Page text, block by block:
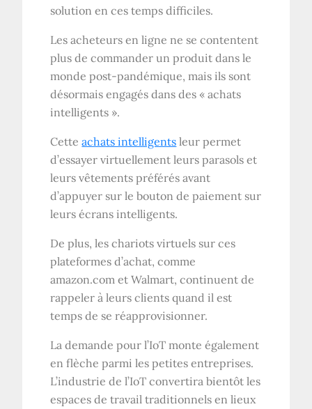
solution en ces temps difficiles.
Les acheteurs en ligne ne se contentent
plus de commander un produit dans le
monde post-pandémique, mais ils sont
désormais engagés dans des « achats
intelligents ».
Cetteachats intelligents leur permet
d’essayer virtuellement leurs parasols et
leurs vêtements préférés avant
d’appuyer sur le bouton de paiement sur
leurs écrans intelligents.
De plus, les chariots virtuels sur ces
plateformes d’achat, comme
amazon.com et Walmart, continuent de
rappeler à leurs clients quand il est
temps de se réapprovisionner.
La demande pour l’IoT monte également
en flèche parmi les petites entreprises.
L’industrie de l’IoT convertira bientôt les
espaces de travail traditionnels en lieux